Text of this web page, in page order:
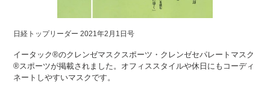
日経トップリーダー 2021年2月1日号
イータック®のクレンゼマスクスポーツ・クレンゼセパレートマスク
®スポーツが掲載されました。オフィススタイルや休日にもコーディ
ネートしやすいマスクです。